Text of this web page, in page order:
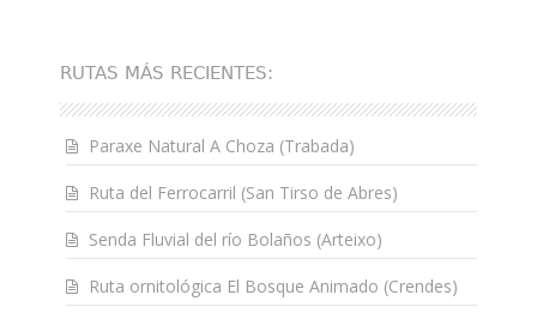
RUTAS MÁS RECIENTES:
Paraxe Natural A Choza (Trabada)
Ruta del Ferrocarril (San Tirso de Abres)
Senda Fluvial del río Bolaños (Arteixo)
Ruta ornitológica El Bosque Animado (Crendes)